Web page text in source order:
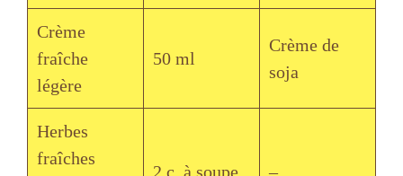
Crème
fraîche
légère
50 ml
Crème de
soja
Herbes
fraîches
2 c. à soupe –